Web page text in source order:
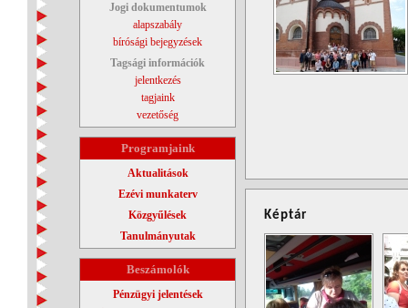
Jogi dokumentumok
alapszabály
bírósági bejegyzések
Tagsági információk
jelentkezés
tagjaink
vezetőség
Programjaink
Aktualitások
Ezévi munkaterv
Közgyűlések
Tanulmányutak
Beszámolók
Pénzügyi jelentések
Képtár